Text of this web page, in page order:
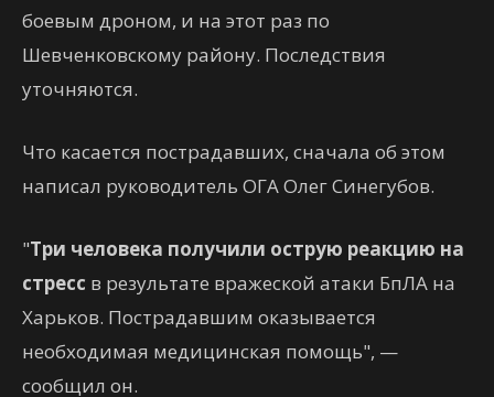
боевым дроном, и на этот раз по
Шевченковскому району. Последствия
уточняются.
Что касается пострадавших, сначала об этом
написал руководитель ОГА Олег Синегубов.
"Три человека получили острую реакцию на
стресс в результате вражеской атаки БпЛА на
Харьков. Пострадавшим оказывается
необходимая медицинская помощь", —
сообщил он.